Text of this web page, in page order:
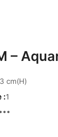
–
cm(H)
1